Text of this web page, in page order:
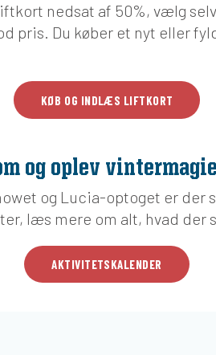
nedsat af 50%, vælg
pris. Du køber et nyt eller
KØB OG INDLÆS LIFTKORT
og oplev
og Lucia-optoget er der
læs mere om alt, hvad der
AKTIVITETSKALENDER